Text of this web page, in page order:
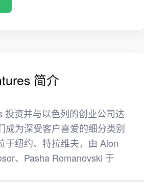
简介
投资并与以色列的创业公司达
成为深受客户喜爱的细分类别
于纽约、特拉维夫，由 Alon
、Pasha Romanovski 于